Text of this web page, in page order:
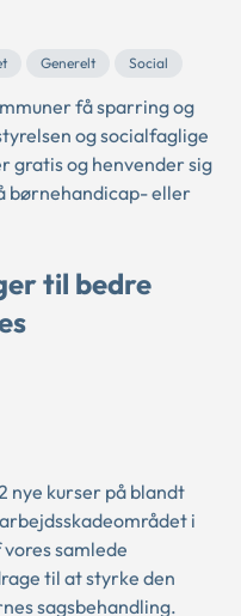
Generelt Social
få sparring og
og socialfaglige
gratis og henvender sig
børnehandicap- eller
til bedre
nye kurser på blandt
i
samlede
til at styrke den
sagsbehandling.